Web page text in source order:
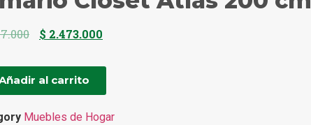
$ 2.473.000
al carrito
Muebles de Hogar